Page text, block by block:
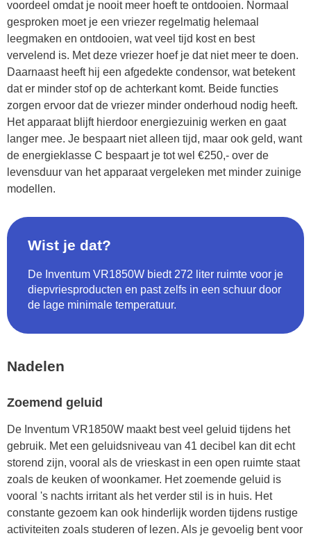
voordeel omdat je nooit meer hoeft te ontdooien. Normaal
gesproken moet je een vriezer regelmatig helemaal
leegmaken en ontdooien, wat veel tijd kost en best
vervelend is. Met deze vriezer hoef je dat niet meer te doen.
Daarnaast heeft hij een afgedekte condensor, wat betekent
dat er minder stof op de achterkant komt. Beide functies
zorgen ervoor dat de vriezer minder onderhoud nodig heeft.
Het apparaat blijft hierdoor energiezuinig werken en gaat
langer mee. Je bespaart niet alleen tijd, maar ook geld, want
de energieklasse C bespaart je tot wel €250,- over de
levensduur van het apparaat vergeleken met minder zuinige
modellen.
Wist je dat?
De Inventum VR1850W biedt 272 liter ruimte voor je
diepvriesproducten en past zelfs in een schuur door
de lage minimale temperatuur.
Nadelen
Zoemend geluid
De Inventum VR1850W maakt best veel geluid tijdens het
gebruik. Met een geluidsniveau van 41 decibel kan dit echt
storend zijn, vooral als de vrieskast in een open ruimte staat
zoals de keuken of woonkamer. Het zoemende geluid is
vooral 's nachts irritant als het verder stil is in huis. Het
constante gezoem kan ook hinderlijk worden tijdens rustige
activiteiten zoals studeren of lezen. Als je gevoelig bent voor